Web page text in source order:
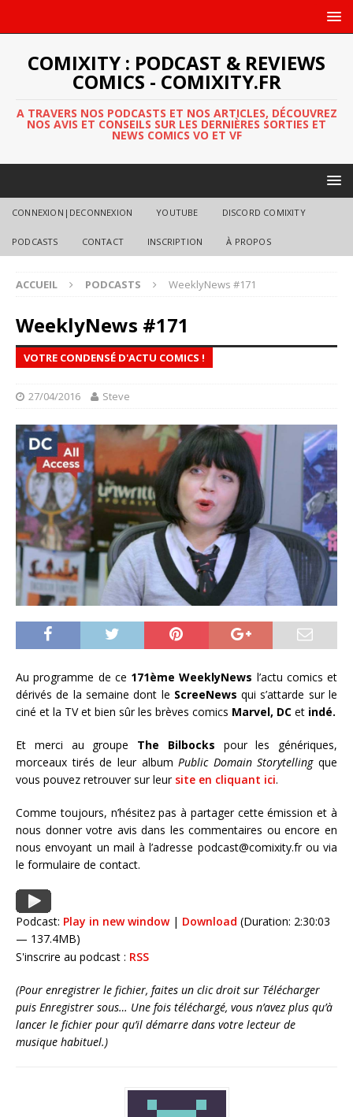
COMIXITY : PODCAST & REVIEWS
COMICS - COMIXITY.FR
A TRAVERS NOS PODCASTS ET NOS ARTICLES, DÉCOUVREZ
NOS AVIS ET CONSEILS SUR LES DERNIÈRES SORTIES ET
NEWS COMICS VO ET VF
CONNEXION|DECONNEXION YOUTUBE DISCORD COMIXITY
PODCASTS CONTACT INSCRIPTION À PROPOS
ACCUEIL PODCASTS WeeklyNews #171
WeeklyNews #171
VOTRE CONDENSÉ D'ACTU COMICS !
27/04/2016 Steve
Au programme de ce 171ème WeeklyNews l’actu comics et
dérivés de la semaine dont le ScreeNews qui s’attarde sur le
ciné et la TV et bien sûr les brèves comics Marvel, DC et indé.
Et merci au groupe The Bilbocks pour les génériques,
morceaux tirés de leur album Public Domain Storytellingque
vous pouvez retrouver sur leur site en cliquant ici.
Comme toujours, n’hésitez pas à partager cette émission et à
nous donner votre avis dans les commentaires ou encore en
nous envoyant un mail à l’adresse podcast@comixity.fr ou via
le formulaire de contact.
Podcast: Play in new window| Download (Duration: 2:30:03
— 137.4MB)
S'inscrire au podcast : RSS
(Pour enregistrer le fichier, faites un clic droit sur Télécharger
puis Enregistrer sous… Une fois téléchargé, vous n’avez plus qu’à
lancer le fichier pour qu’il démarre dans votre lecteur de
musique habituel.)